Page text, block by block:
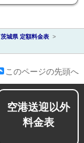
茨城県 定額料金表 >
このページの先頭へ
空港送迎以外
料金表